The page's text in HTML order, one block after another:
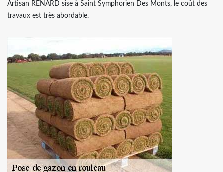
Artisan RENARD sise à Saint Symphorien Des Monts, le coût des
travaux est très abordable.